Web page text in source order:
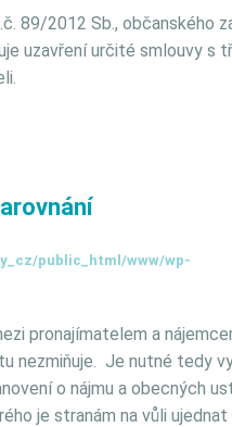
89/2012 Sb., občanského
uzavření určité smlouvy s
public_html/www/wp-
pronajímatelem a
nezmiňuje. Je nutné tedy
o nájmu a obecných
je stranám na vůli ujednat